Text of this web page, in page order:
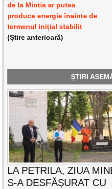
de la Mintia ar putea
produce energie înainte de
termenul inițial stabilit
(Știre anterioară)
ȘTIRI
LA PETRILA, ZIUA
S-A DESFĂȘURAT CU